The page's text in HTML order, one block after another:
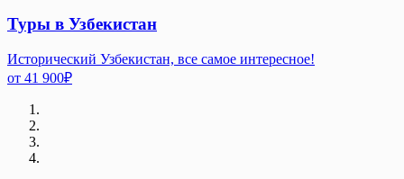
Туры в Узбекистан
Исторический Узбекистан, все самое интересное!
от 41 900₽